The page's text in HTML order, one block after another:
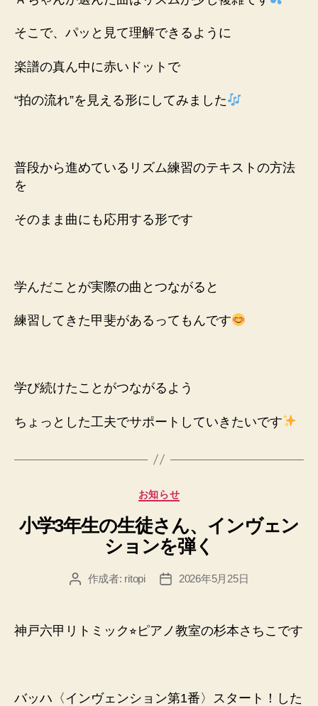
そこで、パッと見て理解できるように
楽譜の真ん中に赤いドットで
“拍の流れ”を見える形にしてみました
普段から進めている リズム練習のテキストの方法
を
そのまま曲にも応用する形です
学んだことが実際の曲とつながると
練習してきた甲斐があるってもんです
学び続けたことがつながるよう
ちょっとした工夫でサポートしていきたいです
カ
ゴ
リ
ー
お知らせ
小学3年生の生徒さん、インヴェン
ションを弾く
投 作成者: ritopi
投
2026年5月25日
神戸六甲リトミック⭐︎ピアノ教室の杉本さちこです
バッハ〈インヴェンション第1番〉スタート！した